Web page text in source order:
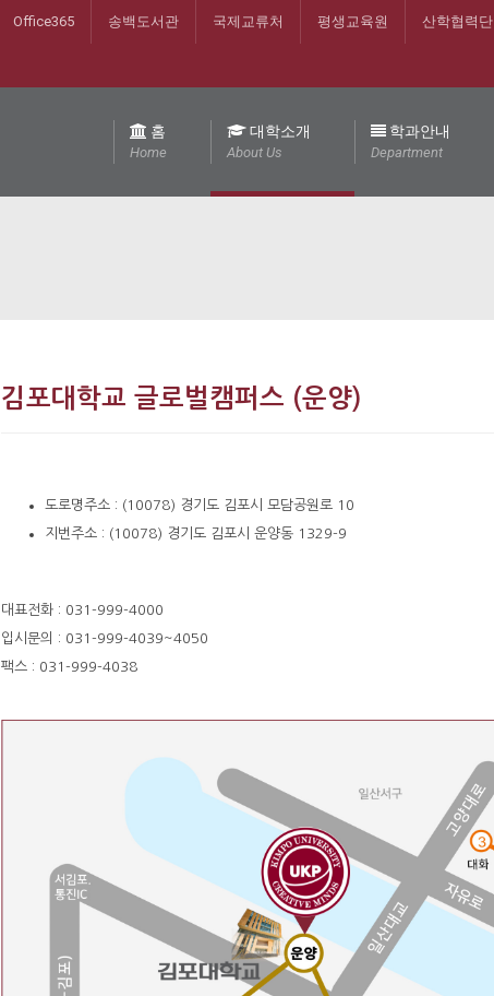
Office365 송백도서관 국제교류처 평생교육원 산학협력단
홈
Home
대학소개
About Us
학과안내
Department
김포대학교 글로벌캠퍼스 (운양)
도로명주소 : (10078) 경기도 김포시 모담공원로 10
지번주소 : (10078) 경기도 김포시 운양동 1329-9
대표전화 : 031-999-4000
입시문의 : 031-999-4039~4050
팩스 : 031-999-4038